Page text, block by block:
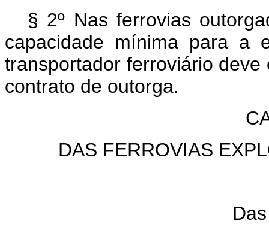
§ 2º Nas ferrovias
capacidade mínima para a
transportador ferroviário
contrato de outorga.
DAS FERROVIAS